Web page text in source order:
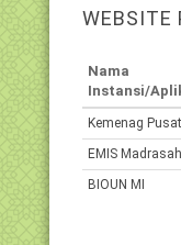
WEBSITE
Nama
Instansi/
Kemenag Pusat
EMIS Madrasah
BIOUN MI